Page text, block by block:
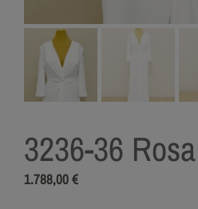
3236-36
1.788,00€